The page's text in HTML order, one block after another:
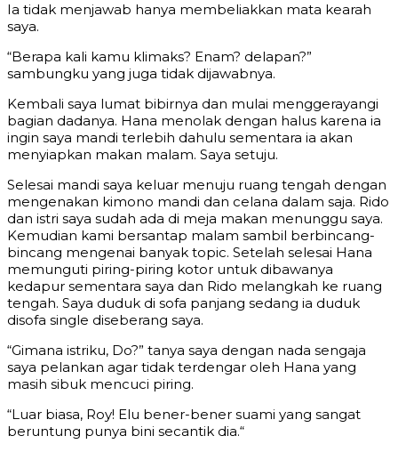
Ia tidak menjawab hanya membeliakkan mata kearah
saya.
“Berapa kali kamu klimaks? Enam? delapan?”
sambungku yang juga tidak dijawabnya.
Kembali saya lumat bibirnya dan mulai menggerayangi
bagian dadanya. Hana menolak dengan halus karena ia
ingin saya mandi terlebih dahulu sementara ia akan
menyiapkan makan malam. Saya setuju.
Selesai mandi saya keluar menuju ruang tengah dengan
mengenakan kimono mandi dan celana dalam saja. Rido
dan istri saya sudah ada di meja makan menunggu saya.
Kemudian kami bersantap malam sambil berbincang-
bincang mengenai banyak topic. Setelah selesai Hana
memunguti piring-piring kotor untuk dibawanya
kedapur sementara saya dan Rido melangkah ke ruang
tengah. Saya duduk di sofa panjang sedang ia duduk
disofa single diseberang saya.
“Gimana istriku, Do?” tanya saya dengan nada sengaja
saya pelankan agar tidak terdengar oleh Hana yang
masih sibuk mencuci piring.
“Luar biasa, Roy! Elu bener-bener suami yang sangat
beruntung punya bini secantik dia.“